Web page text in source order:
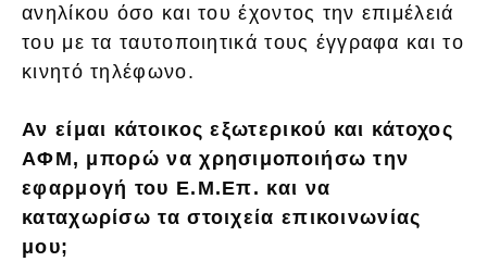
ανηλίκου όσο και του έχοντος την επιμέλειά
του με τα ταυτοποιητικά τους έγγραφα και το
κινητό τηλέφωνο.
Αν είμαι κάτοικος εξωτερικού και κάτοχος
ΑΦΜ, μπορώ να χρησιμοποιήσω την
εφαρμογή του Ε.Μ.Επ. και να
καταχωρίσω τα στοιχεία επικοινωνίας
μου;